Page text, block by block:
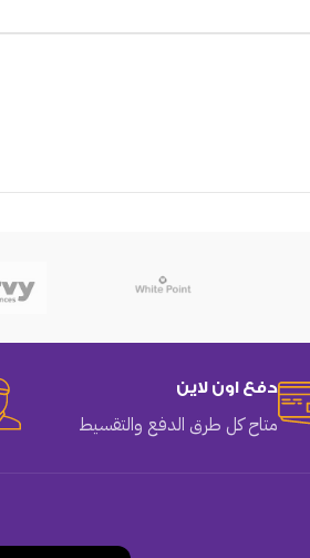
دفع اون لاين
متاح كل طرق الدفع والتقسيط